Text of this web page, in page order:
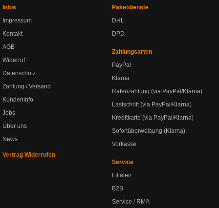
Infos
Impressum
Kontakt
AGB
Widerruf
Datenschutz
Zahlung / Versand
Kundeninfo
Jobs
Über uns
News
Vertrag Widerrufen
Paketdienste
DHL
DPD
Zahlungsarten
PayPal
Klarna
Ratenzahlung (via PayPal/Klarna)
Lastschrift (via PayPal/Klarna)
Kreditkarte (via PayPal/Klarna)
Sofortüberweisung (Klarna)
Vorkasse
Service
Filialen
B2B
Service / RMA